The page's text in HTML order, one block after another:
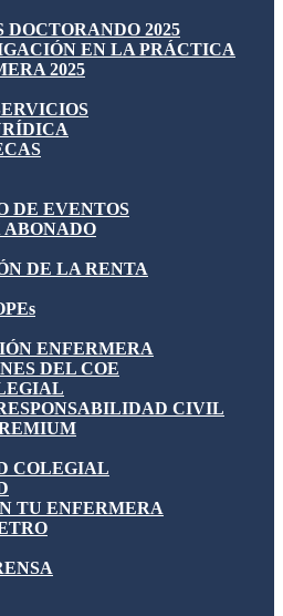
DOCTORANDO 2025
EN LA PRÁCTICA
2025
DE EVENTOS
DE LA RENTA
ENFERMERA
DEL COE
CIVIL
COLEGIAL
TU ENFERMERA